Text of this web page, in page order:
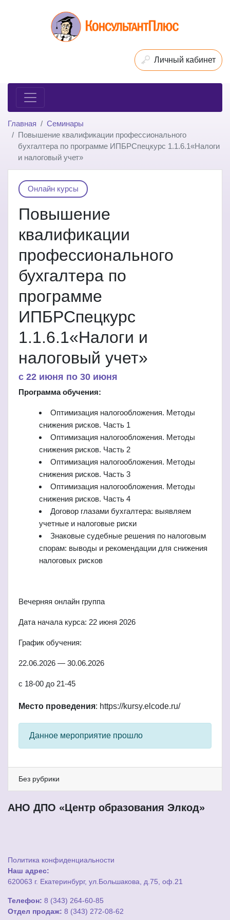
Личный кабинет
Главная
Семинары
Повышение квалификации профессионального
бухгалтера по программе ИПБРСпецкурс 1.1.6.1«Налоги
и налоговый учет»
Онлайн курсы
Повышение
квалификации
профессионального
бухгалтера по
программе
ИПБРСпецкурс
1.1.6.1«Налоги и
налоговый учет»
c 22 июня по 30 июня
Программа обучения:
Оптимизация налогообложения. Методы
снижения рисков. Часть 1
Оптимизация налогообложения. Методы
снижения рисков. Часть 2
Оптимизация налогообложения. Методы
снижения рисков. Часть 3
Оптимизация налогообложения. Методы
снижения рисков. Часть 4
Договор глазами бухгалтера: выявляем
учетные и налоговые риски
Знаковые судебные решения по налоговым
спорам: выводы и рекомендации для снижения
налоговых рисков
Вечерняя онлайн группа
Дата начала курса: 22 июня 2026
График обучения:
22.06.2026 — 30.06.2026
с 18-00 до 21-45
Место проведения: https://kursy.elcode.ru/
Данное мероприятие прошло
Без рубрики
АНО ДПО «Центр образования Элкод»
Политика конфиденциальности
Наш адрес:
620063 г. Екатеринбург, ул.Большакова, д.75, оф.21
Телефон: 8 (343) 264-60-85
Отдел продаж: 8 (343) 272-08-62